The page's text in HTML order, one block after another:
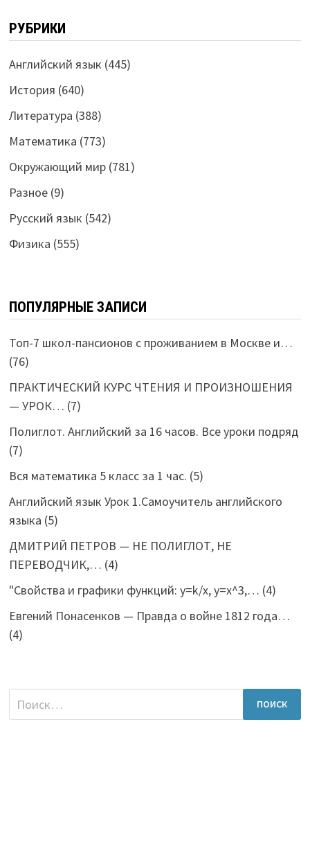
РУБРИКИ
Английский язык (445)
История (640)
Литература (388)
Математика (773)
Окружающий мир(781)
Разное(9)
Русский язык (542)
Физика (555)
ПОПУЛЯРНЫЕ ЗАПИСИ
Топ-7 школ-пансионов с проживанием в Москве и…
(76)
ПРАКТИЧЕСКИЙ КУРС ЧТЕНИЯ И ПРОИЗНОШЕНИЯ
— УРОК… (7)
Полиглот. Английский за 16 часов. Все уроки подряд
(7)
Вся математика 5 класс за 1 час. (5)
Английский язык Урок 1.Самоучитель английского
языка (5)
ДМИТРИЙ ПЕТРОВ — НЕ ПОЛИГЛОТ, НЕ
ПЕРЕВОДЧИК,… (4)
"Свойства и графики функций: y=k/x, y=x^3,… (4)
Евгений Понасенков — Правда о войне 1812 года…
(4)
Найти: